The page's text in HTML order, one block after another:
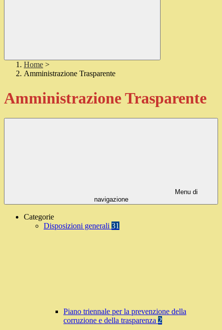
Home >
Amministrazione Trasparente
Amministrazione Trasparente
Menu di
navigazione
Categorie
Disposizioni generali 31
Piano triennale per la prevenzione della
corruzione e della trasparenza 2